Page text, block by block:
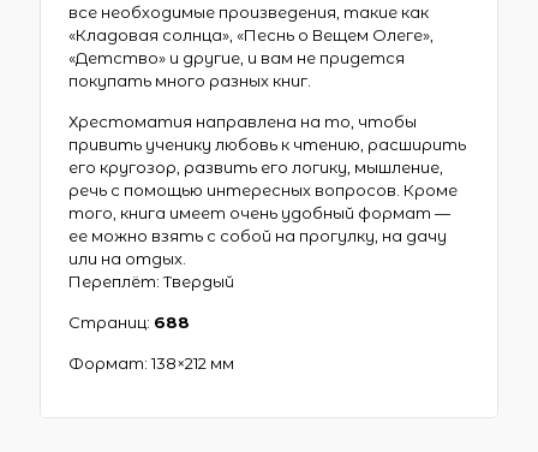
все необходимые произведения, такие как
«Кладовая солнца», «Песнь о Вещем Олеге»,
«Детство» и другие, и вам не придется
покупать много разных книг.
Хрестоматия направлена на то, чтобы
привить ученику любовь к чтению, расширить
его кругозор, развить его логику, мышление,
речь с помощью интересных вопросов. Кроме
того, книга имеет очень удобный формат —
ее можно взять с собой на прогулку, на дачу
или на отдых.
Переплёт: Твердый
Страниц: 688
Формат:138×212 мм